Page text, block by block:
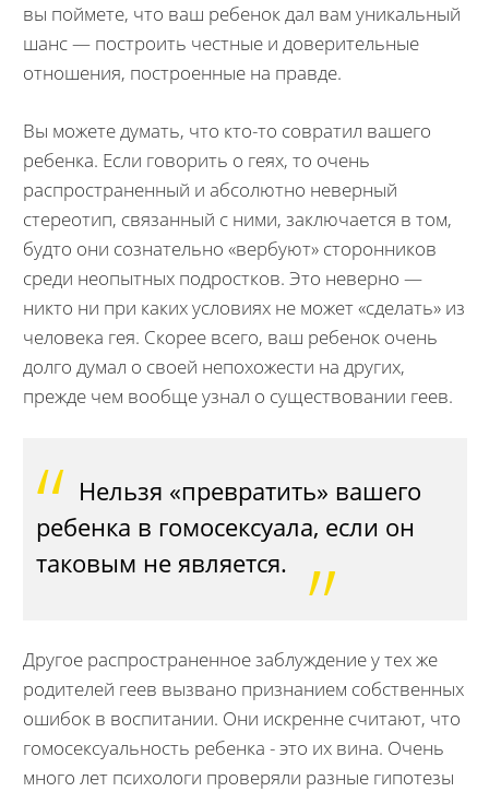
вы поймете, что ваш ребенок дал вам уникальный
шанс — построить честные и доверительные
отношения, построенные на правде.
Вы можете думать, что кто-то совратил вашего
ребенка. Если говорить о геях, то очень
распространенный и абсолютно неверный
стереотип, связанный с ними, заключается в том,
будто они сознательно «вербуют» сторонников
среди неопытных подростков. Это неверно —
никто ни при каких условиях не может «сделать» из
человека гея. Скорее всего, ваш ребенок очень
долго думал о своей непохожести на других,
прежде чем вообще узнал о существовании геев.
Нельзя «превратить» вашего
ребенка в гомосексуала, если он
таковым не является.
Другое распространенное заблуждение у тех же
родителей геев вызвано признанием собственных
ошибок в воспитании. Они искренне считают, что
гомосексуальность ребенка - это их вина. Очень
много лет психологи проверяли разные гипотезы